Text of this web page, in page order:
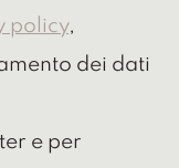
policy,
dei dati
e per